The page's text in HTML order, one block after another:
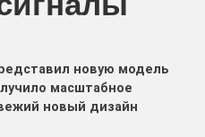
новую модель
масштабное
новый дизайн